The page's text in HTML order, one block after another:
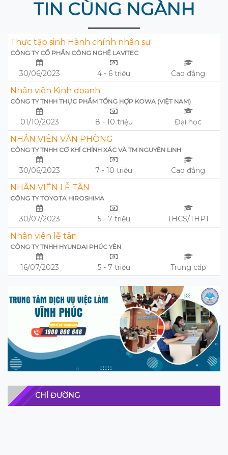
TIN CÙNG NGÀNH
Thực tập sinh Hành chính nhân sự
CÔNG TY CỔ PHẦN CÔNG NGHỆ LAVITEC
30/06/2023 4 - 6 triệu Cao đẳng
Nhân viên Kinh doanh
CÔNG TY TNHH THỰC PHẨM TỔNG HỢP KOWA (VIỆT NAM)
01/10/2023 8 - 10 triệu Đại học
NHÂN VIÊN VĂN PHÒNG
CÔNG TY TNHH CƠ KHÍ CHÍNH XÁC VÀ TM NGUYÊN LINH
30/06/2023 7 - 10 triệu Cao đẳng
NHÂN VIÊN LỄ TÂN
CÔNG TY TOYOTA HIROSHIMA
30/07/2023 5 - 7 triệu THCS/THPT
Nhân viên lễ tân
CÔNG TY TNHH HYUNDAI PHÚC YÊN
16/07/2023 5 - 7 triệu Trung cấp
CHỈ ĐƯỜNG